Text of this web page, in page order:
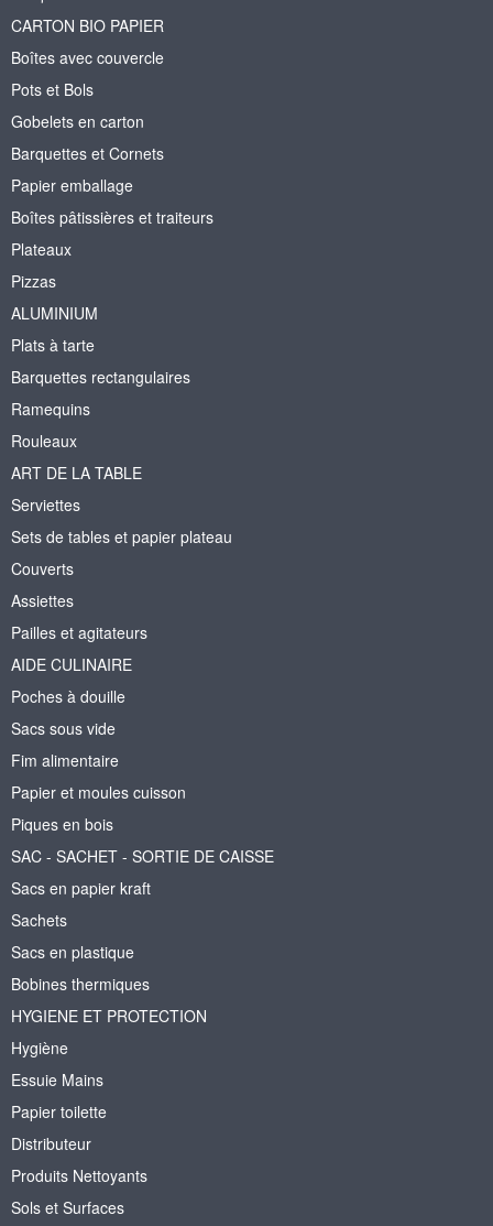
CARTON BIO PAPIER
Boîtes avec couvercle
Pots et Bols
Gobelets en carton
Barquettes et Cornets
Papier emballage
Boîtes pâtissières et traiteurs
Plateaux
Pizzas
ALUMINIUM
Plats à tarte
Barquettes rectangulaires
Ramequins
Rouleaux
ART DE LA TABLE
Serviettes
Sets de tables et papier plateau
Couverts
Assiettes
Pailles et agitateurs
AIDE CULINAIRE
Poches à douille
Sacs sous vide
Fim alimentaire
Papier et moules cuisson
Piques en bois
SAC - SACHET - SORTIE DE CAISSE
Sacs en papier kraft
Sachets
Sacs en plastique
Bobines thermiques
HYGIENE ET PROTECTION
Hygiène
Essuie Mains
Papier toilette
Distributeur
Produits Nettoyants
Sols et Surfaces